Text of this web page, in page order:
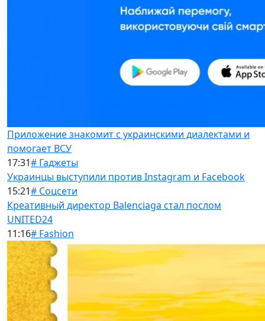
Приложение знакомит с украинскими диалектами и
помогает ВСУ
17:31# Гаджеты
Украинцы выступили против Instagram и Facebook
15:21# Соцсети
Креативный директор Balenciaga стал послом
UNITED24
11:16# Fashion